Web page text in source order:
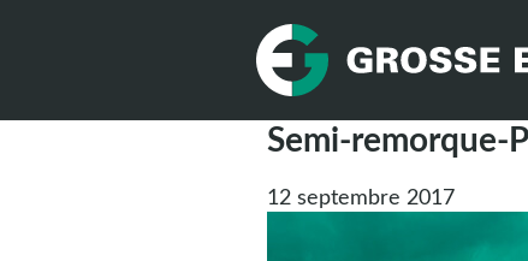
Semi-remorque-
12 septembre 2017